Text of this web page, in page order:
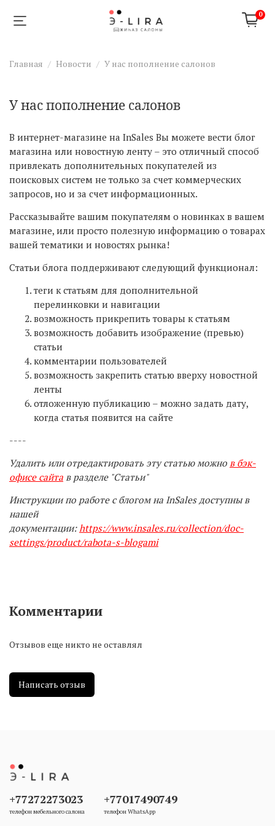
0
Главная Новости У нас пополнение салонов
У нас пополнение салонов
В интернет-магазине на InSales Вы можете вести блог
магазина или новостную ленту – это отличный способ
привлекать дополнительных покупателей из
поисковых систем не только за счет коммерческих
запросов, но и за счет информационных.
Рассказывайте вашим покупателям о новинках в вашем
магазине, или просто полезную информацию о товарах
вашей тематики и новостях рынка!
Статьи блога поддерживают следующий функционал:
теги к статьям для дополнительной
перелинковки и навигации
возможность прикрепить товары к статьям
возможность добавить изображение (превью)
статьи
комментарии пользователей
возможность закрепить статью вверху новостной
ленты
отложенную публикацию – можно задать дату,
когда статья появится на сайте
----
Удалить или отредактировать эту статью можно в бэк-
офисе сайта в разделе "Статьи"
Инструкции по работе с блогом на InSales доступны в
нашей
документации: https://www.insales.ru/collection/doc-
settings/product/rabota-s-blogami
Комментарии
Отзывов еще никто не оставлял
Написать отзыв
+77272273023
телефон мебельного салона
+77017490749
телефон WhatsApp